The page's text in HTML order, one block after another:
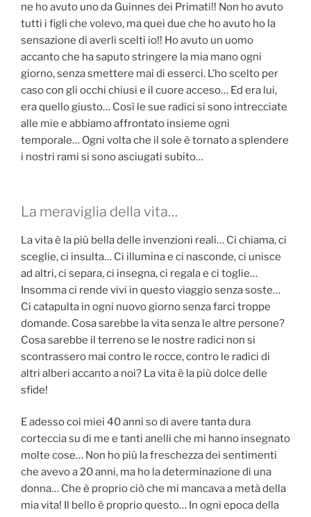
ne ho avuto uno da Guinnes dei Primati!! Non ho avuto
tutti i figli che volevo, ma quei due che ho avuto ho la
sensazione di averli scelti io!! Ho avuto un uomo
accanto che ha saputo stringere la mia mano ogni
giorno, senza smettere mai di esserci. L’ho scelto per
caso con gli occhi chiusi e il cuore acceso… Ed era lui,
era quello giusto… Così le sue radici si sono intrecciate
alle mie e abbiamo affrontato insieme ogni
temporale… Ogni volta che il sole è tornato a splendere
i nostri rami si sono asciugati subito…
La meraviglia della vita…
La vita è la più bella delle invenzioni reali… Ci chiama, ci
sceglie, ci insulta… Ci illumina e ci nasconde, ci unisce
ad altri, ci separa, ci insegna, ci regala e ci toglie…
Insomma ci rende vivi in questo viaggio senza soste…
Ci catapulta in ogni nuovo giorno senza farci troppe
domande. Cosa sarebbe la vita senza le altre persone?
Cosa sarebbe il terreno se le nostre radici non si
scontrassero mai contro le rocce, contro le radici di
altri alberi accanto a noi? La vita è la più dolce delle
sfide!
E adesso coi miei 40 anni so di avere tanta dura
corteccia su di me e tanti anelli che mi hanno insegnato
molte cose… Non ho più la freschezza dei sentimenti
che avevo a 20 anni, ma ho la determinazione di una
donna… Che è proprio ciò che mi mancava a metà della
mia vita! Il bello è proprio questo… In ogni epoca della